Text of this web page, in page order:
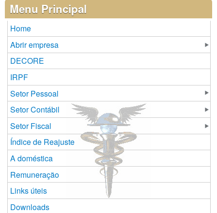
Menu Principal
Home
Abrir empresa
DECORE
IRPF
Setor Pessoal
Setor Contábil
Setor Fiscal
Índice de Reajuste
A doméstica
Remuneração
Links úteis
Downloads